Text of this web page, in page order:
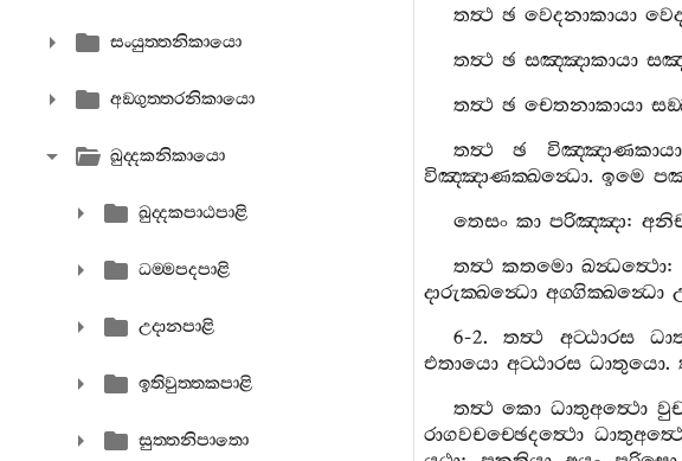
සංයුත‍්තනිකායො
අඞ‍්ගුත‍්තරනිකායො
ඛුද‍්දකනිකායො
ඛුද‍්දකපාඨපාළි
ධම‍්මපදපාළි
උදානපාළි
ඉතිවුත‍්තකපාළි
සුත‍්තනිපාතො
තත්‍ථ ඡ වෙදනාකායා
තත්‍ථ ඡ සඤ‍්ඤාකායා
තත්‍ථ ඡ චෙතනාකායා
තත්‍ථ
ඡ විඤ‍්ඤාණකායා
විඤ‍්ඤාණක‍්ඛන්‍ධො. ඉමෙ
තෙසං කා පරිඤ‍්ඤා:
තත්‍ථ කතමො ඛන්‍ධත්‍ථො:
දාරුක‍්ඛන්‍ධො අග‍්ගික‍්ඛන්‍ධො
6-2.තත්‍ථ අට‍්ඨාරස
එතායො අට‍්ඨාරස ධාතුයො.
තත්‍ථ කො ධාතුඅත්‍ථො
රාගවචච‍්ඡෙදත්‍ථො